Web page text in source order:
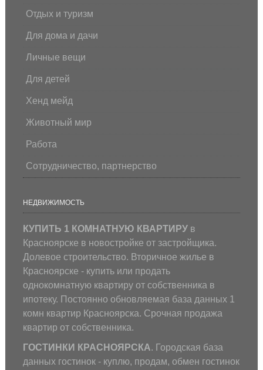
Отдых и туризм
Для дома и дачи
Личные вещи
Для детей
Хенд мейд
Животный мир
Работа
Сотрудничество, партнерство
НЕДВИЖИМОСТЬ
КУПИТЬ 1 КОМНАТНУЮ КВАРТИРУв
Красноярске в новостройке от застройщика.
Долевое строительство. Вторичное жилье в
Красноярске - купить или продать
однокомнатную квартиру от собственника в
ипотеку. Постоянно обновляемая база данных 1
комн квартир Красноярска. Срочная продажа
квартир от собственника.
ГОСТИНКИ КРАСНОЯРСКА. Городская база
данных гостинок - куплю, продам, обмен гостинок